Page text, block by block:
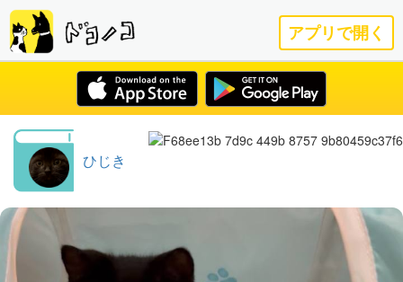
アプリで開く
ひじき